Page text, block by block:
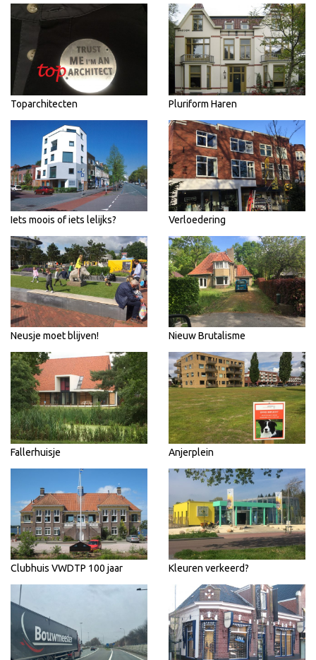
Toparchitecten Pluriform Haren
Iets moois of iets lelijks? Verloedering
Neusje moet blijven! Nieuw Brutalisme
Fallerhuisje Anjerplein
Clubhuis VWDTP 100 jaar Kleuren verkeerd?